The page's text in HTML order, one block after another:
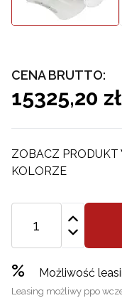
CENA BRUTTO:
15325,20 zł
ZOBACZ PRODUKT
KOLORZE
% Możliwość
Leasing możliwy ppo